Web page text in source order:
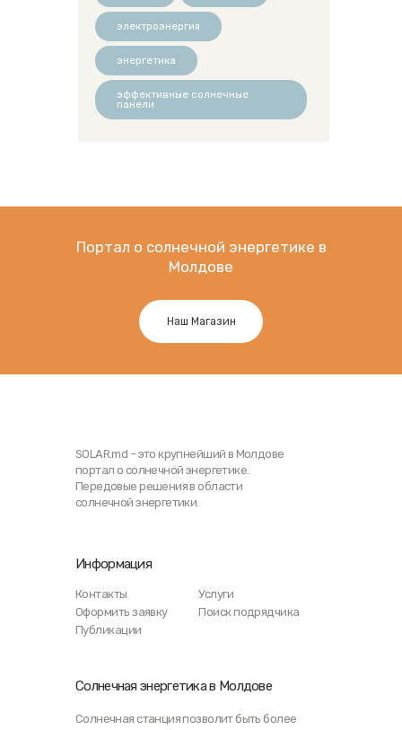
электроэнергия
энергетика
эффективные солнечные
панели
Портал о солнечной энергетике в
Молдове
Наш Магазин
SOLAR.md – это крупнейший в Молдове
портал о солнечной энергетике.
Передовые решения в области
солнечной энергетики.
Информация
Контакты
Услуги
Оформить заявку
Поиск подрядчика
Публикации
Солнечная энергетика в Молдове
Солнечная станция позволит быть более